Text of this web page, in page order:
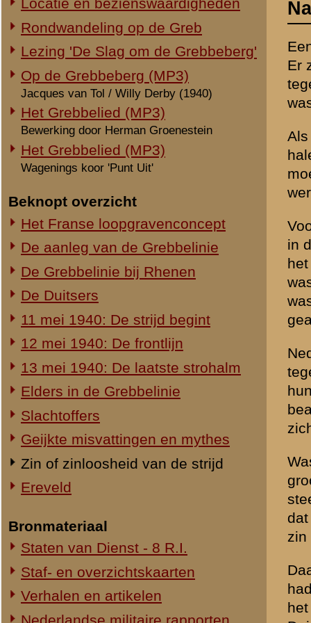
Wagenings koor 'Punt Uit'
Beknopt overzicht
Het Franse loopgravenconcept
De aanleg van de Grebbelinie
De Grebbelinie bij Rhenen
De Duitsers
11 mei 1940: De strijd begint
12 mei 1940: De frontlijn
Elders in de Grebbelinie
Slachtoffers
Zin of zinloosheid van de strijd
Ereveld
Bronmateriaal
Staf- en overzichtskaarten
Verhalen en artikelen
Duitse militaire rapporten
Prentbriefkaarten
Liederen en gedichten
Filmfragmenten
Dossier Oorlogsmisdaden
'De zaak Jagtenberg' (2000)
An English summary
An English summary
by E.H. Brongers
moeten overwegen. Maar
werd aangevallen. Dan is
Vooreerst geldt dat in het
in de finesses, maar er
het aankomt op het
was men overtuigd van
was het grootste van
geassisteerd door een
Nederland en België
tegen Duitsland. Maar
hun strijd. Nederland
beantwoord met actief
zich zouden verbinden
steeds geldt voor de
dat zij na een casus belli
zin van zich verbinden
Daarnaast is het
had ten tijde van de
het regeringscentrum
Duitse poging ook onze
situaties in de basis al
Voornamer is dat de
handelen Duitsland
gecapituleerd hadden.
gedaan aan het Duitse
Geallieerde zijde] de
gedecimeerde
leger de Sovjet Unie
Er zijn nog veel meer
die Nederland had de
Nederlandse archipel in
slechts in verbondenheid
westerse vijand hebben
Grootschalig afbreuk
een proces, zoiets gaat
keuze te rechtvaardigen
Geijkte misvattingen en